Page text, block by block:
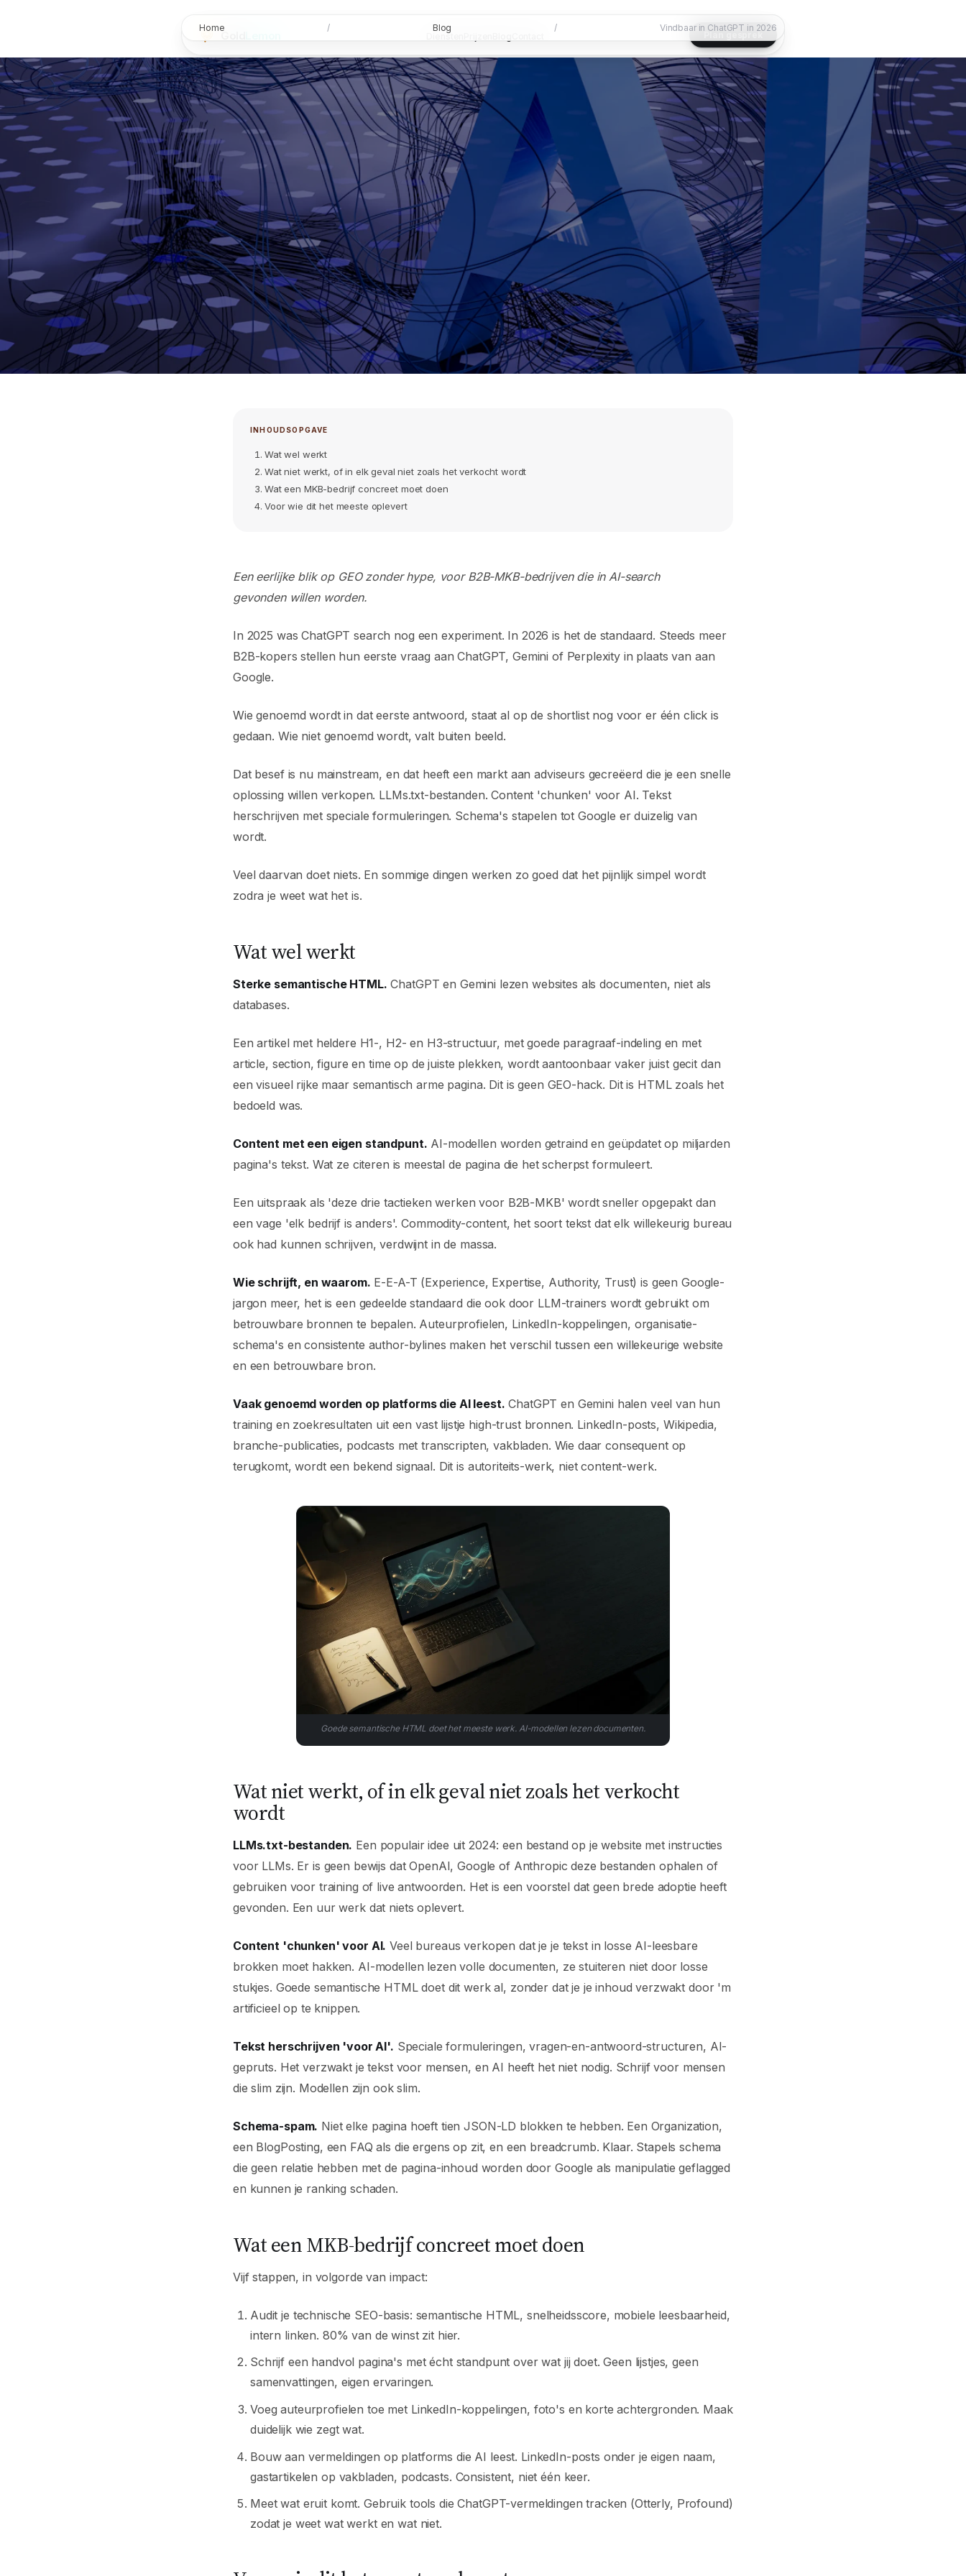
Gold Diensten
Vindbaar in ChatGPT in 2026: wat MKB-
bedrijven moeten doen, en wat je kunt
Home / Blog / Vindbaar in ChatGPT in 2026
INHOUDSOPGAVE
Wat wel werkt
Wat niet werkt, of in elk geval niet zoals het verkocht wordt
Wat een MKB-bedrijf concreet moet doen
Voor wie dit het meeste oplevert
Een eerlijke blik op GEO zonder hype, voor B2B-MKB-bedrijven die in AI-search
gevonden willen worden.
In 2025 was ChatGPT search nog een experiment. In 2026 is het de standaard. Steeds meer
B2B-kopers stellen hun eerste vraag aan ChatGPT, Gemini of Perplexity in plaats van aan
Google.
Wie genoemd wordt in dat eerste antwoord, staat al op de shortlist nog voor er één click is
gedaan. Wie niet genoemd wordt, valt buiten beeld.
Dat besef is nu mainstream, en dat heeft een markt aan adviseurs gecreëerd die je een snelle
oplossing willen verkopen. LLMs.txt-bestanden. Content 'chunken' voor AI. Tekst
herschrijven met speciale formuleringen. Schema's stapelen tot Google er duizelig van
wordt.
Veel daarvan doet niets. En sommige dingen werken zo goed dat het pijnlijk simpel wordt
zodra je weet wat het is.
Wat wel werkt
Sterke semantische HTML. ChatGPT en Gemini lezen websites als documenten, niet als
databases.
Een artikel met heldere H1-, H2- en H3-structuur, met goede paragraaf-indeling en met
article, section, figure en time op de juiste plekken, wordt aantoonbaar vaker juist gecit dan
een visueel rijke maar semantisch arme pagina. Dit is geen GEO-hack. Dit is HTML zoals het
bedoeld was.
Content met een eigen standpunt. AI-modellen worden getraind en geüpdatet op miljarden
pagina's tekst. Wat ze citeren is meestal de pagina die het scherpst formuleert.
Een uitspraak als 'deze drie tactieken werken voor B2B-MKB' wordt sneller opgepakt dan
een vage 'elk bedrijf is anders'. Commodity-content, het soort tekst dat elk willekeurig bureau
ook had kunnen schrijven, verdwijnt in de massa.
Wie schrijft, en waarom. E-E-A-T (Experience, Expertise, Authority, Trust) is geen Google-
jargon meer, het is een gedeelde standaard die ook door LLM-trainers wordt gebruikt om
betrouwbare bronnen te bepalen. Auteurprofielen, LinkedIn-koppelingen, organisatie-
schema's en consistente author-bylines maken het verschil tussen een willekeurige website
en een betrouwbare bron.
Vaak genoemd worden op platforms die AI leest. ChatGPT en Gemini halen veel van hun
training en zoekresultaten uit een vast lijstje high-trust bronnen. LinkedIn-posts, Wikipedia,
branche-publicaties, podcasts met transcripten, vakbladen. Wie daar consequent op
terugkomt, wordt een bekend signaal. Dit is autoriteits-werk, niet content-werk.
Goede semantische HTML doet het meeste werk. AI-modellen lezen documenten.
Wat niet werkt, of in elk geval niet zoals het verkocht
wordt
LLMs.txt-bestanden. Een populair idee uit 2024: een bestand op je website met instructies
voor LLMs. Er is geen bewijs dat OpenAI, Google of Anthropic deze bestanden ophalen of
gebruiken voor training of live antwoorden. Het is een voorstel dat geen brede adoptie heeft
gevonden. Een uur werk dat niets oplevert.
Content 'chunken' voor AI. Veel bureaus verkopen dat je je tekst in losse AI-leesbare
brokken moet hakken. AI-modellen lezen volle documenten, ze stuiteren niet door losse
stukjes. Goede semantische HTML doet dit werk al, zonder dat je je inhoud verzwakt door 'm
artificieel op te knippen.
Tekst herschrijven 'voor AI'. Speciale formuleringen, vragen-en-antwoord-structuren, AI-
gepruts. Het verzwakt je tekst voor mensen, en AI heeft het niet nodig. Schrijf voor mensen
die slim zijn. Modellen zijn ook slim.
Schema-spam. Niet elke pagina hoeft tien JSON-LD blokken te hebben. Een Organization,
een BlogPosting, een FAQ als die ergens op zit, en een breadcrumb. Klaar. Stapels schema
die geen relatie hebben met de pagina-inhoud worden door Google als manipulatie geflagged
en kunnen je ranking schaden.
Wat een MKB-bedrijf concreet moet doen
Vijf stappen, in volgorde van impact:
Audit je technische SEO-basis: semantische HTML, snelheidsscore, mobiele leesbaarheid,
intern linken. 80% van de winst zit hier.
Schrijf een handvol pagina's met écht standpunt over wat jij doet. Geen lijstjes, geen
samenvattingen, eigen ervaringen.
Voeg auteurprofielen toe met LinkedIn-koppelingen, foto's en korte achtergronden. Maak
duidelijk wie zegt wat.
Bouw aan vermeldingen op platforms die AI leest. LinkedIn-posts onder je eigen naam,
gastartikelen op vakbladen, podcasts. Consistent, niet één keer.
Meet wat eruit komt. Gebruik tools die ChatGPT-vermeldingen tracken (Otterly, Profound)
zodat je weet wat werkt en wat niet.